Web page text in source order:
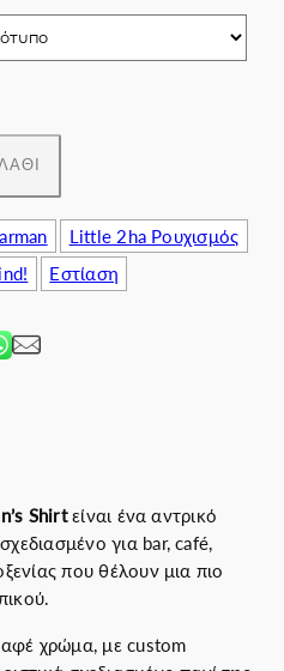
Little 2ha Ρουχισμός
Εστίαση
Shirtείναι ένα αντρικό
για bar, café,
που θέλουν μια πιο
χρώμα, με custom